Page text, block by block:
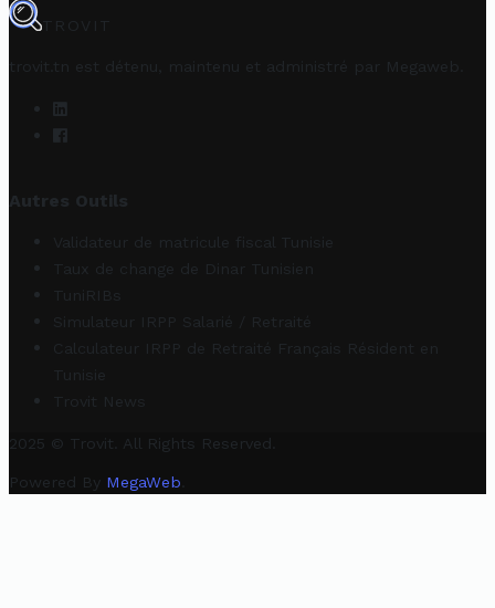
TROVIT
trovit.tn est détenu, maintenu et administré par Megaweb
Autres Outils
Validateur de matricule fiscal Tunisie
Taux de change de Dinar Tunisien
TuniRIBs
Simulateur IRPP Salarié / Retraité
Calculateur IRPP de Retraité Français Résident en
Tunisie
Trovit News
2025 © Trovit. All Rights Reserved.
Powered By MegaWeb